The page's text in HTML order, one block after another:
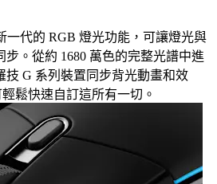
一代的 RGB 燈光功能，可讓燈光與
。從約 1680 萬色的完整光譜中進
技 G 系列裝置同步背光動畫和效
鬆快速自訂這所有一切。